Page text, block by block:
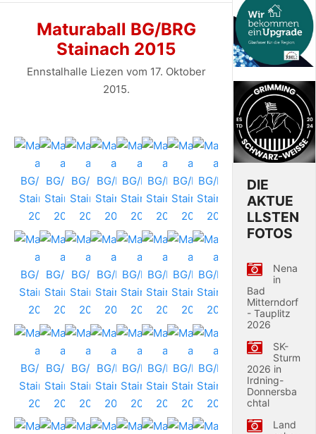
Maturaball BG/BRG
Stainach 2015
Ennstalhalle Liezen vom 17. Oktober
2015.
DIE
AKTUE
LLSTEN
FOTOS
Nena
in
Bad
Mitterndorf
- Tauplitz
2026
SK-
Sturm
2026 in
Irdning-
Donnersba
chtal
Land